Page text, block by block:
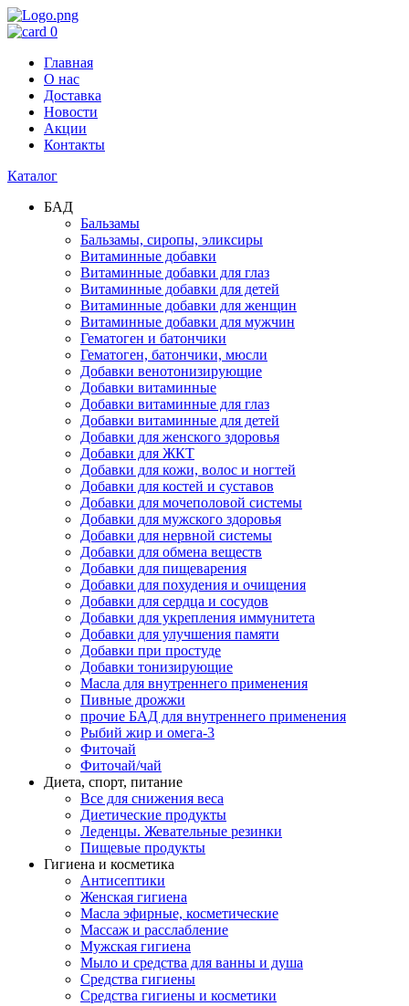
0
Главная
О нас
Доставка
Новости
Акции
Контакты
Каталог
БАД
Бальзамы
Бальзамы, сиропы, эликсиры
Витаминные добавки
Витаминные добавки для глаз
Витаминные добавки для детей
Витаминные добавки для женщин
Витаминные добавки для мужчин
Гематоген и батончики
Гематоген, батончики, мюсли
Добавки венотонизирующие
Добавки витаминные
Добавки витаминные для глаз
Добавки витаминные для детей
Добавки для женского здоровья
Добавки для ЖКТ
Добавки для кожи, волос и ногтей
Добавки для костей и суставов
Добавки для мочеполовой системы
Добавки для мужского здоровья
Добавки для нервной системы
Добавки для обмена веществ
Добавки для пищеварения
Добавки для похудения и очищения
Добавки для сердца и сосудов
Добавки для укрепления иммунитета
Добавки для улучшения памяти
Добавки при простуде
Добавки тонизирующие
Масла для внутреннего применения
Пивные дрожжи
прочие БАД для внутреннего применения
Рыбий жир и омега-3
Фиточай
Фиточай/чай
Диета, спорт, питание
Все для снижения веса
Диетические продукты
Леденцы. Жевательные резинки
Пищевые продукты
Гигиена и косметика
Антисептики
Женская гигиена
Масла эфирные, косметические
Массаж и расслабление
Мужская гигиена
Мыло и средства для ванны и душа
Средства гигиены
Средства гигиены и косметики